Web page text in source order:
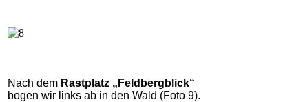
Nach dem Rastplatz „Feldbergblick“
bogen wir links ab in den Wald (Foto 9).